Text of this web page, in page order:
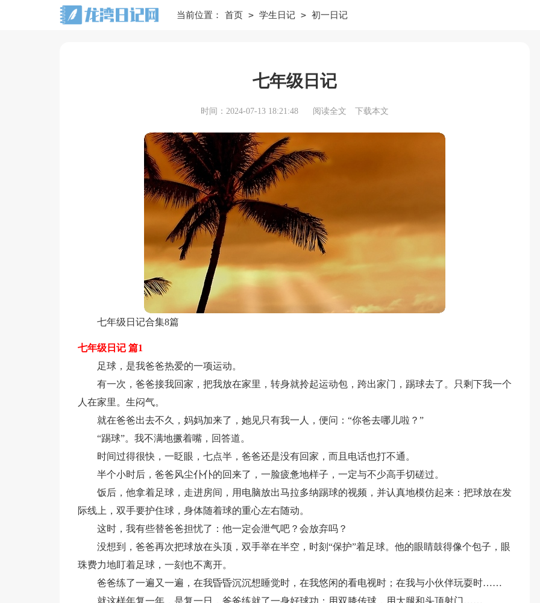
当前位置： 首页 > 学生日记 > 初一日记
七年级日记
时间：2024-07-13 18:21:48 阅读全文 下载本文
七年级日记合集8篇
七年级日记 篇1
足球，是我爸爸热爱的一项运动。
有一次，爸爸接我回家，把我放在家里，转身就拎起运动包，跨出家门，踢球去了。只剩下我一个
人在家里。生闷气。
就在爸爸出去不久，妈妈加来了，她见只有我一人，便问：“你爸去哪儿啦？”
“踢球”。我不满地撅着嘴，回答道。
时间过得很快，一眨眼，七点半，爸爸还是没有回家，而且电话也打不通。
半个小时后，爸爸风尘仆仆的回来了，一脸疲惫地样子，一定与不少高手切磋过。
饭后，他拿着足球，走进房间，用电脑放出马拉多纳踢球的视频，并认真地模仿起来：把球放在发
际线上，双手要护住球，身体随着球的重心左右随动。
这时，我有些替爸爸担忧了：他一定会泄气吧？会放弃吗？
没想到，爸爸再次把球放在头顶，双手举在半空，时刻“保护”着足球。他的眼睛鼓得像个包子，眼
珠费力地盯着足球，一刻也不离开。
爸爸练了一遍又一遍，在我昏昏沉沉想睡觉时，在我悠闲的看电视时；在我与小伙伴玩耍时……
就这样年复一年，是复一日，爸爸练就了一身好球功；用双膝传球，用大腿和头顶射门……